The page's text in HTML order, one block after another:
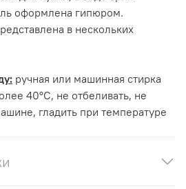
оформлена гипюром.
в нескольких
ручная или машинная стирка
40°С, не отбеливать, не
гладить при температуре